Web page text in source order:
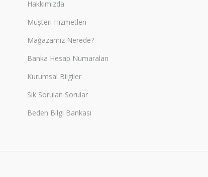
Hakkımızda
Müşteri Hizmetleri
Mağazamız Nerede?
Banka Hesap Numaraları
Kurumsal Bilgiler
Sık Sorulan Sorular
Beden Bilgi Bankası